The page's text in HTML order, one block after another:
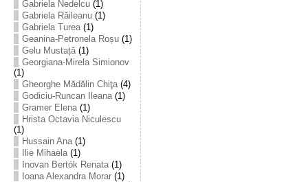
Gabriela Nedelcu(1)
Gabriela Răileanu(1)
Gabriela Turea(1)
Geanina-Petronela Roșu(1)
Gelu Mustață(1)
Georgiana-Mirela Simionov
(1)
Gheorghe Mădălin Chiţa(4)
Godiciu-Runcan Ileana(1)
Gramer Elena(1)
Hrista Octavia Niculescu
(1)
Hussain Ana(1)
Ilie Mihaela(1)
Inovan Bertók Renata(1)
Ioana Alexandra Morar(1)